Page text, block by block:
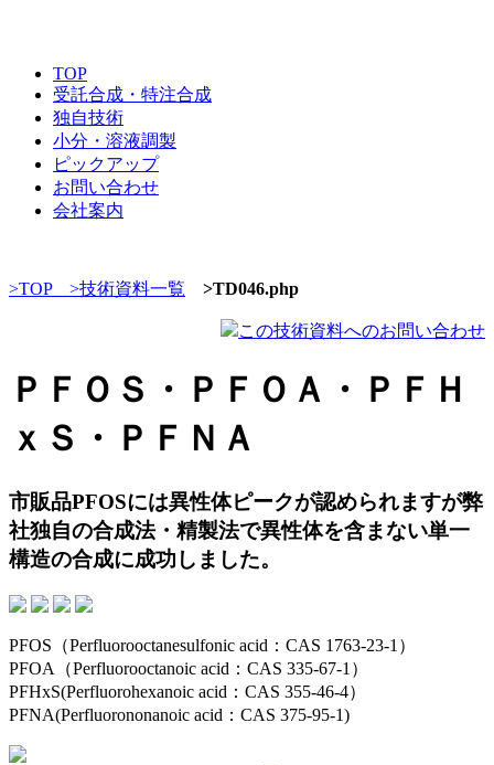
TOP
受託合成・特注合成
独自技術
小分・溶液調製
ピックアップ
お問い合わせ
会社案内
>TOP>技術資料一覧 >TD046.php
この技術資料へのお問い合わせ
ＰＦＯＳ・ＰＦＯＡ・ＰＦＨ
ｘＳ・ＰＦＮＡ
市販品PFOSには異性体ピークが認められますが弊
社独自の合成法・精製法で異性体を含まない単一
構造の合成に成功しました。
PFOS（Perfluorooctanesulfonic acid：CAS 1763-23-1）
PFOA（Perfluorooctanoic acid：CAS 335-67-1）
PFHxS(Perfluorohexanoic acid：CAS 355-46-4）
PFNA(Perfluorononanoic acid：CAS 375-95-1)